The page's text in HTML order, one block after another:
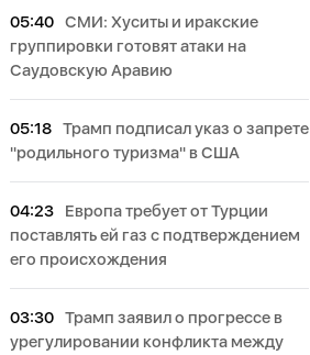
05:40 СМИ: Хуситы и иракские
группировки готовят атаки на
Саудовскую Аравию
05:18 Трамп подписал указ о запрете
"родильного туризма" в США
04:23
Европа требует от Турции
поставлять ей газ с подтверждением
его происхождения
03:30 Трамп заявил о прогрессе в
урегулировании конфликта между